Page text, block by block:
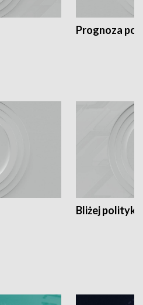
Prognoza
Bliżej polityki